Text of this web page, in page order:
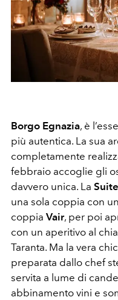
Borgo Egnazia, è
più autentica. La sua
completamente
febbraio accoglie gli
davvero unica. La
una sola coppia con
coppia Vair, per poi
con un aperitivo al
Taranta. Ma la vera
preparata dallo chef
servita a lume di
abbinamento vini e